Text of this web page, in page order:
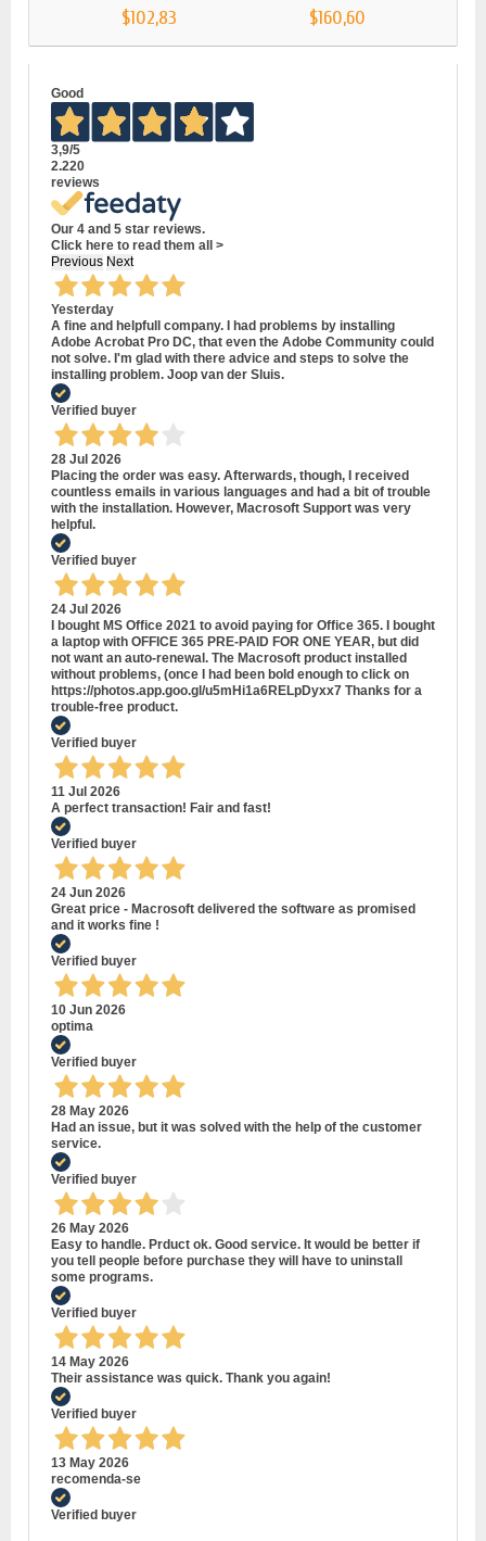
$102,83 $160,60
Good
3,9/5
2.220
reviews
Our 4 and 5 star reviews.
Click here to read them all >
Previous Next
Yesterday
A fine and helpfull company. I had problems by installing
Adobe Acrobat Pro DC, that even the Adobe Community could
not solve. I'm glad with there advice and steps to solve the
installing problem. Joop van der Sluis.
Verified buyer
28 Jul 2026
Placing the order was easy. Afterwards, though, I received
countless emails in various languages and had a bit of trouble
with the installation. However, Macrosoft Support was very
helpful.
Verified buyer
24 Jul 2026
I bought MS Office 2021 to avoid paying for Office 365. I bought
a laptop with OFFICE 365 PRE-PAID FOR ONE YEAR, but did
not want an auto-renewal. The Macrosoft product installed
without problems, (once I had been bold enough to click on
https://photos.app.goo.gl/u5mHi1a6RELpDyxx7 Thanks for a
trouble-free product.
Verified buyer
11 Jul 2026
A perfect transaction! Fair and fast!
Verified buyer
24 Jun 2026
Great price - Macrosoft delivered the software as promised
and it works fine !
Verified buyer
10 Jun 2026
optima
Verified buyer
28 May 2026
Had an issue, but it was solved with the help of the customer
service.
Verified buyer
26 May 2026
Easy to handle. Prduct ok. Good service. It would be better if
you tell people before purchase they will have to uninstall
some programs.
Verified buyer
14 May 2026
Their assistance was quick. Thank you again!
Verified buyer
13 May 2026
recomenda-se
Verified buyer